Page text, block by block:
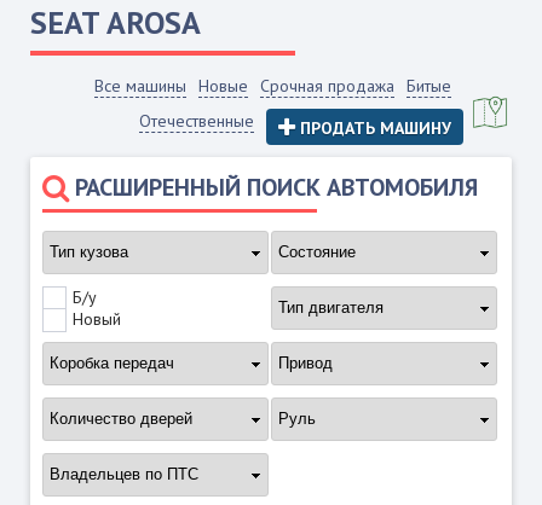
SEATAROSA
Все машины Новые Срочная продажа
Битые
Отечественные
ПРОДАТЬ МАШИНУ
РАСШИРЕННЫЙ ПОИСК АВТОМОБИЛЯ
Б/у
Новый